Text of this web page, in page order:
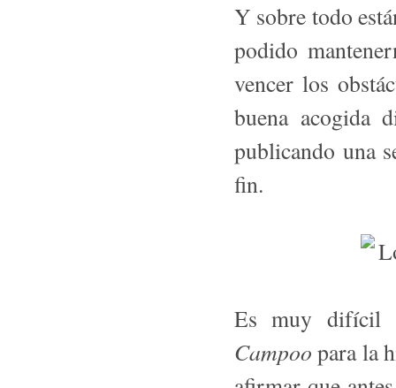
Y sobre todo
podido
vencer los
buena acogida
publicando una
fin.
Es muy difícil
Campoo para la